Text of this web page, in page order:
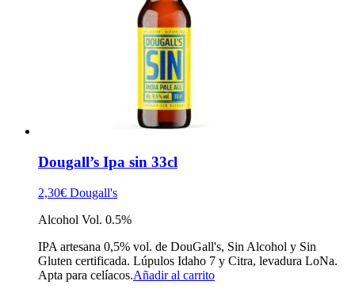
Dougall’s Ipa sin 33cl
2,30€ Dougall's
Alcohol Vol. 0.5%
IPA artesana 0,5% vol. de DouGall's, Sin Alcohol y Sin
Gluten certificada. Lúpulos Idaho 7 y Citra, levadura LoNa.
Apta para celíacos.Añadir al carrito